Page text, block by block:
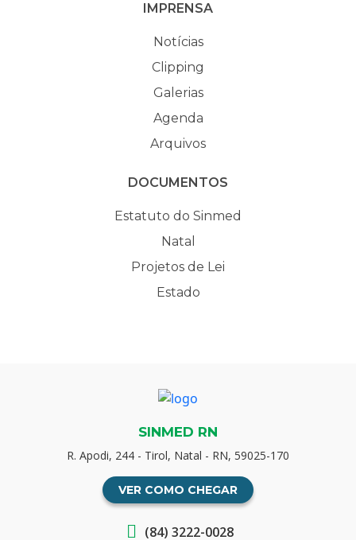
IMPRENSA
Notícias
Clipping
Galerias
Agenda
Arquivos
DOCUMENTOS
Estatuto do Sinmed
Natal
Projetos de Lei
Estado
SINMED RN
R. Apodi, 244 - Tirol, Natal - RN, 59025-170
VER COMO CHEGAR
(84) 3222-0028